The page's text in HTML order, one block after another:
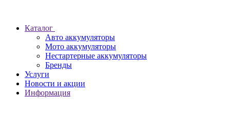
Каталог
Авто аккумуляторы
Мото аккумуляторы
Нестартерные аккумуляторы
Бренды
Услуги
Новости и акции
Информация